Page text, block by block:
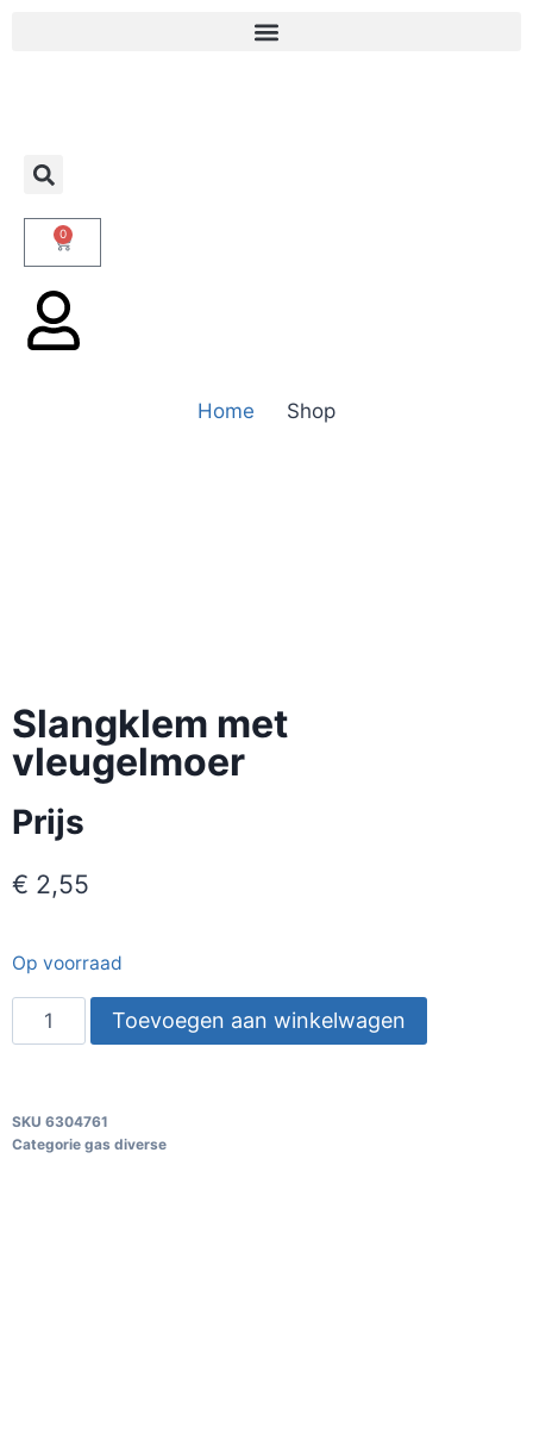
0
Home Shop
Slangklem met
vleugelmoer
Prijs
€ 2,55
Op voorraad
Toevoegen aan winkelwagen
SKU 6304761
Categorie gas diverse